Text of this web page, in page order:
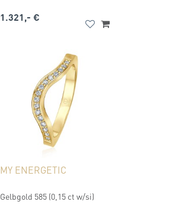
1.321,- €
MY ENERGETIC
Gelbgold 585 (0,15 ct w/si)